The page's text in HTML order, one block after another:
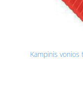
Kampinis